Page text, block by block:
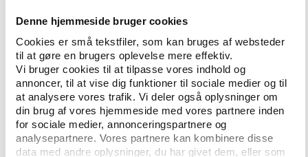
Denne hjemmeside bruger cookies
Cookies er små tekstfiler, som kan bruges af websteder
til at gøre en brugers oplevelse mere effektiv.
Vi bruger cookies til at tilpasse vores indhold og
annoncer, til at vise dig funktioner til sociale medier og til
at analysere vores trafik. Vi deler også oplysninger om
din brug af vores hjemmeside med vores partnere inden
for sociale medier, annonceringspartnere og
analysepartnere. Vores partnere kan kombinere disse
data med andre oplysninger, du har givet dem, eller som
Gevinsterne blev hentet i flere omgange hos
forskellige forhandlere og ofte længe efter
kampafslutning – angiveligt for at undgå mistanke.
Men da indløsning af gevinster over 1.000 kr. kræver
fremvisning af legitimation, har Svenska Spel kunnet
tegne et billede af, hvem der har hentet gevinsterne.
I de anmeldte sager skulle det dreje det sig om
personer med tilknytning til dommerne.